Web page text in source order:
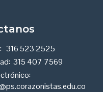
316 523 2525
315 407 7569